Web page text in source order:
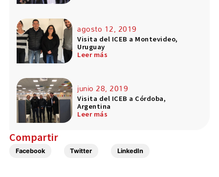
agosto 12, 2019
Visita del ICEB a Montevideo,
Uruguay
Leer más
junio 28, 2019
Visita del ICEB a Córdoba,
Argentina
Leer más
Compartir
Facebook Twitter LinkedIn